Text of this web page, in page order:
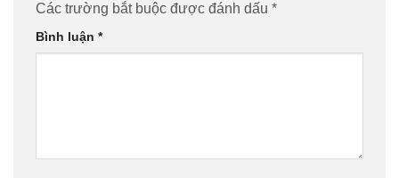
Các trường bắt buộc được đánh dấu *
Bình luận *